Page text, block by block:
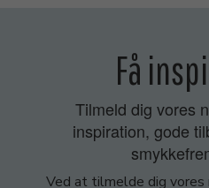
Få
Tilmeld dig vores
inspiration, gode
Ved at tilmelde dig vores